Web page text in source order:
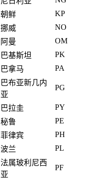
朝鲜 KP
挪威 NO
阿曼 OM
巴基斯坦 PK
巴拿马 PA
巴布亚新几内
亚
PG
巴拉圭 PY
秘鲁 PE
菲律宾 PH
波兰 PL
法属玻利尼西
亚
PF